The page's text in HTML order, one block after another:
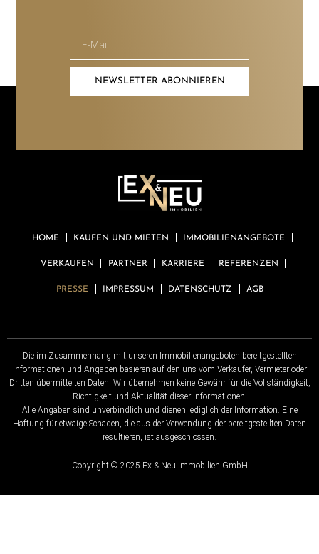
NEWSLETTER ABONNIEREN
HOME KAUFEN UND MIETEN IMMOBILIENANGEBOTE
VERKAUFEN PARTNER KARRIERE REFERENZEN
PRESSE IMPRESSUM DATENSCHUTZ AGB
Die im Zusammenhang mit unseren Immobilienangeboten bereitgestellten
Informationen und Angaben basieren auf den uns vom Verkäufer, Vermieter oder
Dritten übermittelten Daten. Wir übernehmen keine Gewähr für die Vollständigkeit,
Richtigkeit und Aktualität dieser Informationen.
Alle Angaben sind unverbindlich und dienen lediglich der Information. Eine
Haftung für etwaige Schäden, die aus der Verwendung der bereitgestellten Daten
resultieren, ist ausgeschlossen.
Copyright © 2025 Ex & Neu Immobilien GmbH